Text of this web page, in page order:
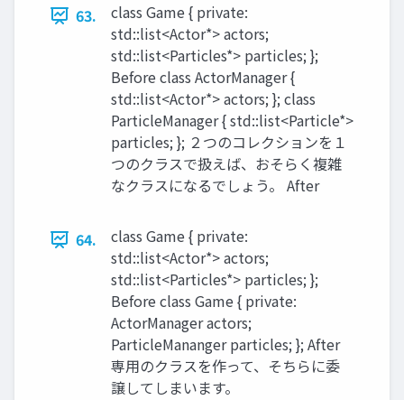
63.
class Game { private:
std::list<Actor*> actors;
std::list<Particles*> particles; };
Before class ActorManager {
std::list<Actor*> actors; }; class
ParticleManager { std::list<Particle*>
particles; }; ２つのコレクションを１
つのクラスで扱えば、おそらく複雑
なクラスになるでしょう。 After
64.
class Game { private:
std::list<Actor*> actors;
std::list<Particles*> particles; };
Before class Game { private:
ActorManager actors;
ParticleMananger particles; }; After
専用のクラスを作って、そちらに委
譲してしまいます。